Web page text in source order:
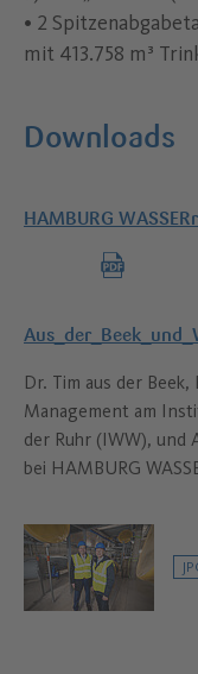
• 2
mit 413.758 m³
Downloads
HAMBURG
Dr. Tim aus der
Management am
der Ruhr (IWW), und
bei HAMBURG